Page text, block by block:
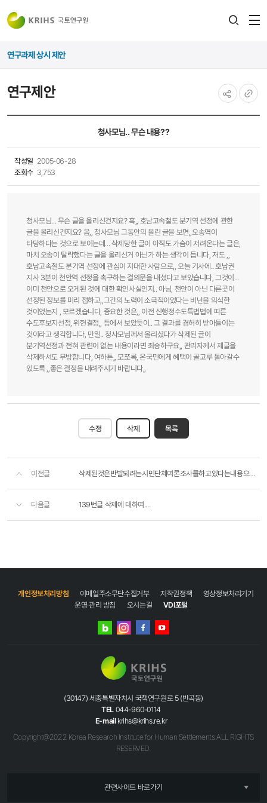
연구제안
연구과제 상시 제안
청사모님.. 무슨 내용??
작성일 2005-06-28
조회수 3,753
청사모님... 무슨 글을 올리신건지요? 혹,, 호남고속철도 분기역 선정에 관한
글을 올리신건지요? 음,, 청사모님 그동안의 올린 글을 보면,,오송역이
타당하다는 것으로 보이는데... 삭제당한 글이 아직도 가슴이 저려온다는 글은,
마치 오송이 탈락했다는 글을 올리신거 아닌가 하는 생각이 듭니다, 저도 ,,
호남고속철도 분기역 선정에 관심이 지대한 사람으로,, 오늘 기사에.. 호남권
지사 3분이 천안역 선정을 촉구하는 결의문을 내셨다고 보았습니다, 그것이...
이미 천안으로 오게된 것에 대한 확인사실인지.. 아님, 천안이 아닌 다른곳이
선정된 정보를 미리 접하고,,그간의 노력이 소극적이었다는 비난을 의식한
것이었는지 , 모르겠습니다, 중요한 것은,, 이전 신행정수도특법법에 따른
수도후보지선정, 위헌결정,, 등에서 보았듯이.. 그 결과를 겸허히 받아들이는
것이라고 생각합니다, 만일.. 청사모님께서 올리셨다가 삭제된 글이
분기역선정과 전혀 관련이 없는 내용이라면 죄송하구요,, 관리자께서 제글을
삭제하셔도 무방합니다, 여하튼,, 모쪼록, 온국민에게 혜택이 골고루 돌아갈수
있도록 ,,좋은 결정을 내려주시기 바랍니다,,
수정 삭제 목록
이전글 삭제된것은반발되려는시민단체여론조사를하고있다는내용으로..?
다음글 139번글 삭제에 대하여....
개인정보처리방침 이메일주소무단수집거부 저작권정책
영상정보처리기기
운영·관리 방침
오시는길 VDI포털
네이버
인스타그램
(30147) 세종특별자치시 국책연구원로 5 (반곡동)
TEL 044-960-0114
E-mail krihs@krihs.re.kr
Copyright@2022 Korea Research Institute for Human Settlements ALL RIGHTS
RESERVED.
관련사이트 바로가기